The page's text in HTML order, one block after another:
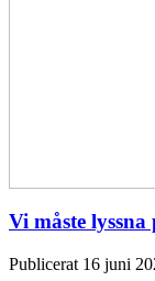
Vi måste
Publicerat 16 juni